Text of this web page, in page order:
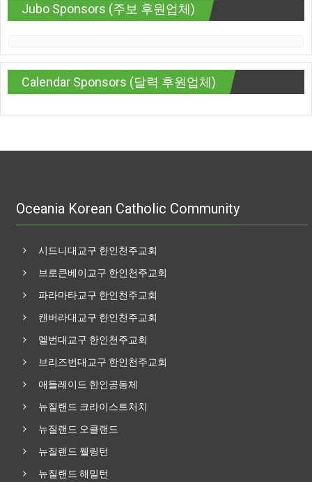
Jubo Sponsors (주보 후원업체)
Calendar Sponsors (달력 후원업체)
Oceania Korean Catholic Community
시드니대교구 한인천주교회
브로큰베이교구 한인천주교회
파라마타교구 한인천주교회
캔버라대교구 한인천주교회
멜번대교구 한인천주교회
브리즈번대교구 한인천주교회
애들레이드 한인공동체
뉴질랜드 크라이스트처치
뉴질랜드 오클랜드
뉴질랜드 웰링턴
뉴질랜드 해밀턴